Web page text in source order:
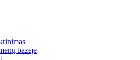
bazėje